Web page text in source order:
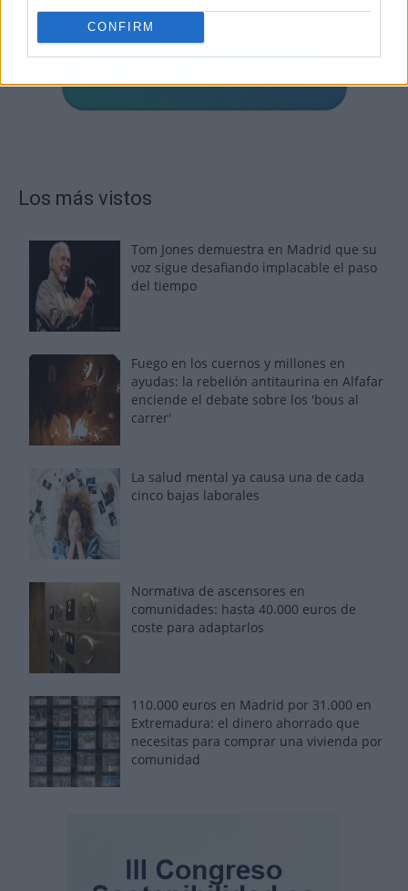
CONFIRM
Los más vistos
Tom Jones demuestra en Madrid que su
voz sigue desafiando implacable el paso
del tiempo
Fuego en los cuernos y millones en
ayudas: la rebelión antitaurina en Alfafar
enciende el debate sobre los 'bous al
carrer'
La salud mental ya causa una de cada
cinco bajas laborales
Normativa de ascensores en
comunidades: hasta 40.000 euros de
coste para adaptarlos
110.000 euros en Madrid por 31.000 en
Extremadura: el dinero ahorrado que
necesitas para comprar una vivienda por
comunidad